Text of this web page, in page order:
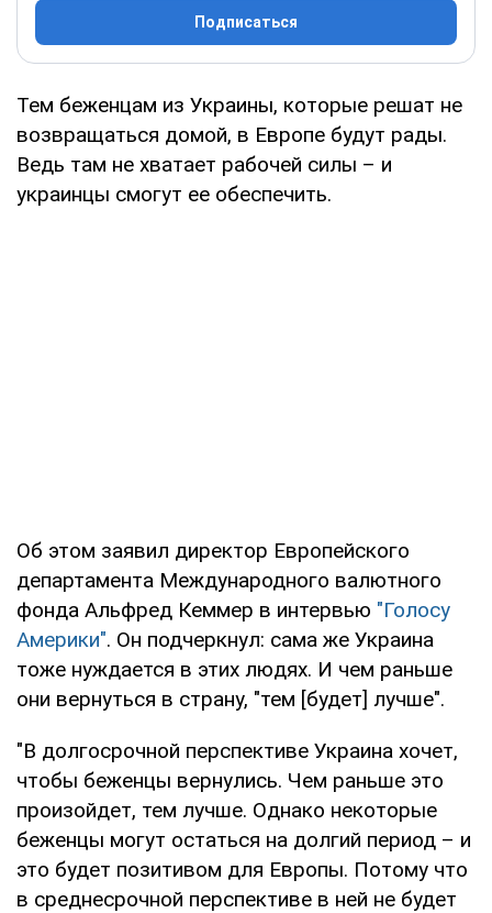
Подписаться
Тем беженцам из Украины, которые решат не
возвращаться домой, в Европе будут рады.
Ведь там не хватает рабочей силы – и
украинцы смогут ее обеспечить.
Об этом заявил директор Европейского
департамента Международного валютного
фонда Альфред Кеммер в интервью "Голосу
Америки". Он подчеркнул: сама же Украина
тоже нуждается в этих людях. И чем раньше
они вернуться в страну, "тем [будет] лучше".
"В долгосрочной перспективе Украина хочет,
чтобы беженцы вернулись. Чем раньше это
произойдет, тем лучше. Однако некоторые
беженцы могут остаться на долгий период – и
это будет позитивом для Европы. Потому что
в среднесрочной перспективе в ней не будет